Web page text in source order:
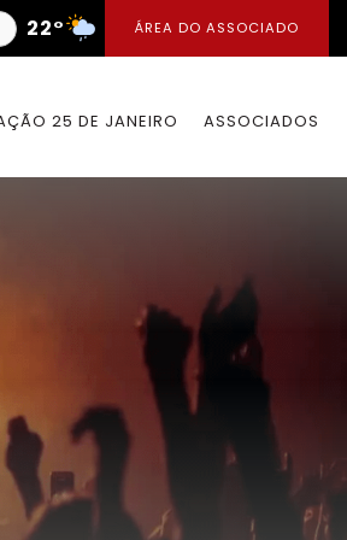
22° ÁREA DO ASSOCIADO
25 DE JANEIRO ASSOCIADOS